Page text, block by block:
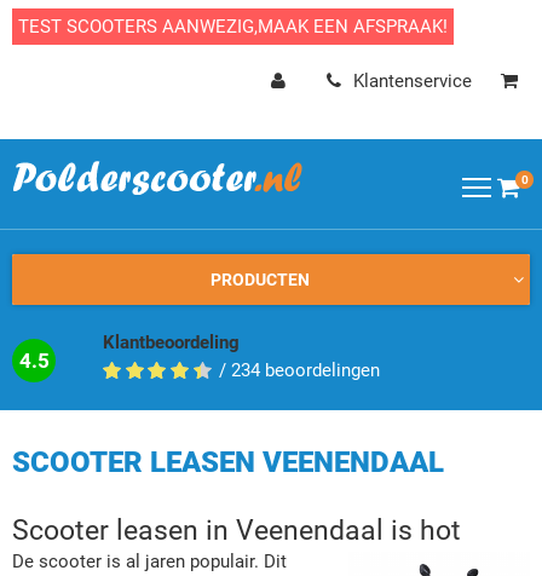
TEST SCOOTERS AANWEZIG,MAAK EEN AFSPRAAK!
Klantenservice
0
PRODUCTEN
4.5
Klantbeoordeling
/ 234 beoordelingen
SCOOTER LEASEN VEENENDAAL
Scooter leasen in Veenendaal is hot
De scooter is al jaren populair. Dit